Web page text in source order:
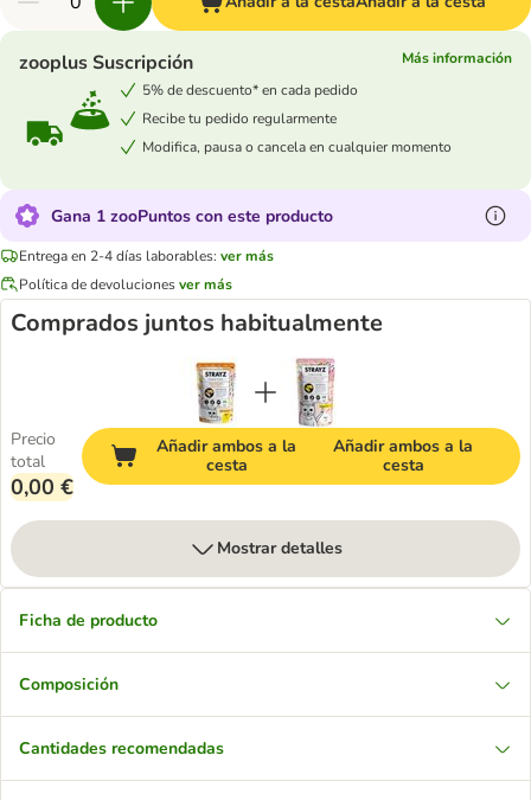
zooplus Suscripción
Más información
5% de descuento* en cada pedido
Recibe tu pedido regularmente
Modifica, pausa o cancela en cualquier momento
Gana 1 zooPuntos con este producto
Entrega en 2-4 días laborables: ver más
Política de devolucionesver más
Comprados juntos habitualmente
Precio
total
0,00 €
Añadir ambos a la
cesta
Añadir ambos a la
cesta
Mostrar detalles
Ficha de producto
Composición
Cantidades recomendadas